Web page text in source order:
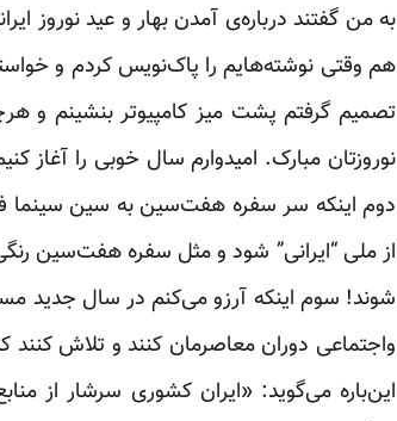
به من گفتند درباره‌ی آمدن بهار و عید نوروز
هم وقتی نوشته‌هایم را پاک‌نویس کردم و
تصمیم گرفتم پشت میز کامپیوتر بنشینم و
نوروزتان مبارک. امیدوارم سال خوبی را
دوم اینکه سر سفره هفت‌سین به سین سینما
از ملی “ایرانی” شود و مثل سفره هفت‌سین
شوند! سوم اینکه آرزو می‌کنم در سال ‏جدید
واجتماعی دوران ‏معاصرمان کنند و تلاش
‏این‌باره می‌گوید: «ایران کشوری سرشار از